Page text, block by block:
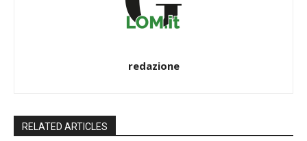
redazione
RELATED ARTICLES